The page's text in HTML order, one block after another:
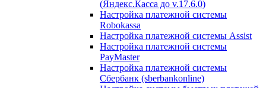
(Яндекс.Касса до v.17.6.0)
Настройка платежной системы
Robokassa
Настройка платежной системы Assist
Настройка платежной системы
PayMaster
Настройка платежной системы
Сбербанк (sberbankonline)